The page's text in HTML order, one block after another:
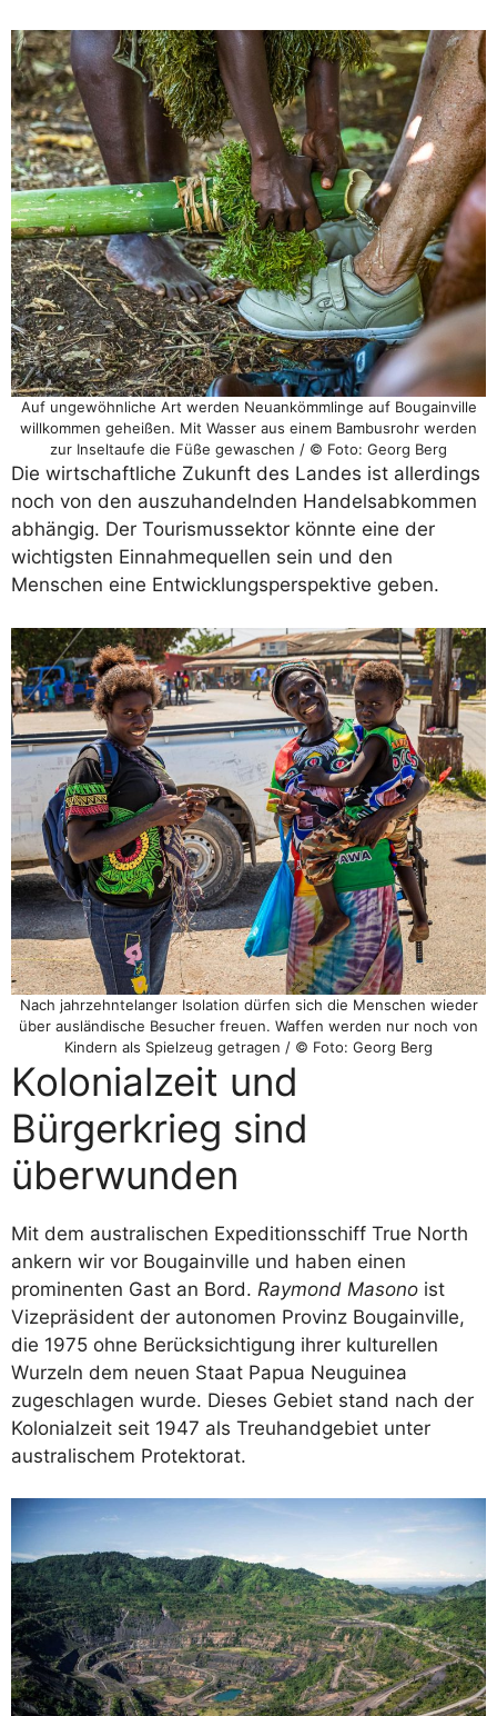
Auf ungewöhnliche Art werden Neuankömmlinge auf Bougainville
willkommen geheißen. Mit Wasser aus einem Bambusrohr werden
zur Inseltaufe die Füße gewaschen / © Foto: Georg Berg
Die wirtschaftliche Zukunft des Landes ist allerdings
noch von den auszuhandelnden Handelsabkommen
abhängig. Der Tourismussektor könnte eine der
wichtigsten Einnahmequellen sein und den
Menschen eine Entwicklungsperspektive geben.
Nach jahrzehntelanger Isolation dürfen sich die Menschen wieder
über ausländische Besucher freuen. Waffen werden nur noch von
Kindern als Spielzeug getragen / © Foto: Georg Berg
Kolonialzeit und
Bürgerkrieg sind
überwunden
Mit dem australischen Expeditionsschiff True North
ankern wir vor Bougainville und haben einen
prominenten Gast an Bord. Raymond Masono ist
Vizepräsident der autonomen Provinz Bougainville,
die 1975 ohne Berücksichtigung ihrer kulturellen
Wurzeln dem neuen Staat Papua Neuguinea
zugeschlagen wurde. Dieses Gebiet stand nach der
Kolonialzeit seit 1947 als Treuhandgebiet unter
australischem Protektorat.